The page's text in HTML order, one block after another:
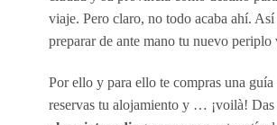
viaje. Pero claro, no todo acaba ahí. Así
preparar de ante mano tu nuevo periplo
Por ello y para ello te compras una guía
reservas tu alojamiento y … ¡voilà! Das